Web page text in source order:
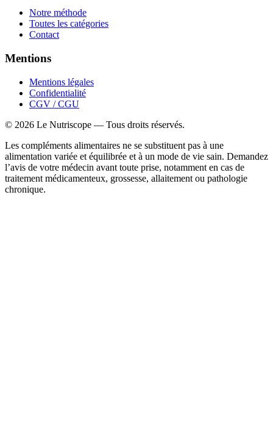
Notre méthode
Toutes les catégories
Contact
Mentions
Mentions légales
Confidentialité
CGV / CGU
© 2026 Le Nutriscope — Tous droits réservés.
Les compléments alimentaires ne se substituent pas à une
alimentation variée et équilibrée et à un mode de vie sain. Demandez
l’avis de votre médecin avant toute prise, notamment en cas de
traitement médicamenteux, grossesse, allaitement ou pathologie
chronique.